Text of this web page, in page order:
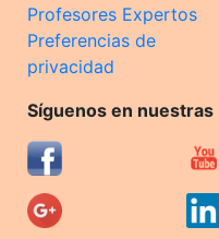
Profesores Expertos
Preferencias de
privacidad
Síguenos en nuestras